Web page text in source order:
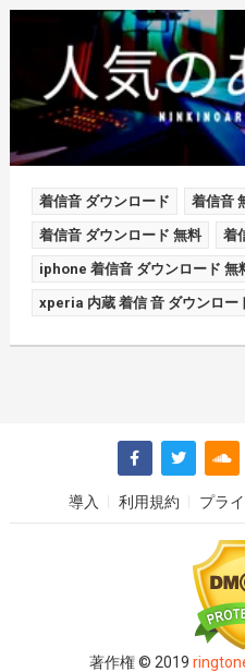
着信音 ダウンロード 着信音
着信音 ダウンロード 無料 着
iphone 着信音 ダウンロード 無
xperia 内蔵 着信 音 ダウンロー
導入 利用規約 プラ
著作権 © 2019